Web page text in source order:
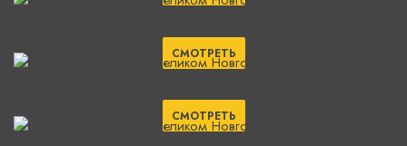
СМОТРЕТЬ
СМОТРЕТЬ